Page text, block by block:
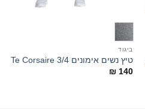
ביגוד
טיץ נשים אימונים 3/4 Te Corsaire
₪ 140